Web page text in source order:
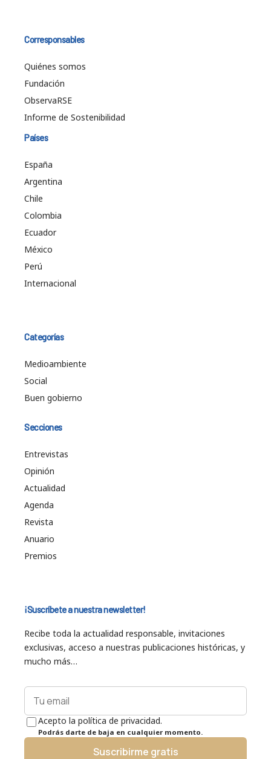
Corresponsables
Quiénes somos
Fundación
ObservaRSE
Informe de Sostenibilidad
Países
España
Argentina
Chile
Colombia
Ecuador
México
Perú
Internacional
Categorías
Medioambiente
Social
Buen gobierno
Secciones
Entrevistas
Opinión
Actualidad
Agenda
Revista
Anuario
Premios
¡Suscríbete a nuestra newsletter!
Recibe toda la actualidad responsable, invitaciones
exclusivas, acceso a nuestras publicaciones históricas, y
mucho más…
Acepto la política de privacidad.
Podrás darte de baja en cualquier momento.
Suscribirme gratis